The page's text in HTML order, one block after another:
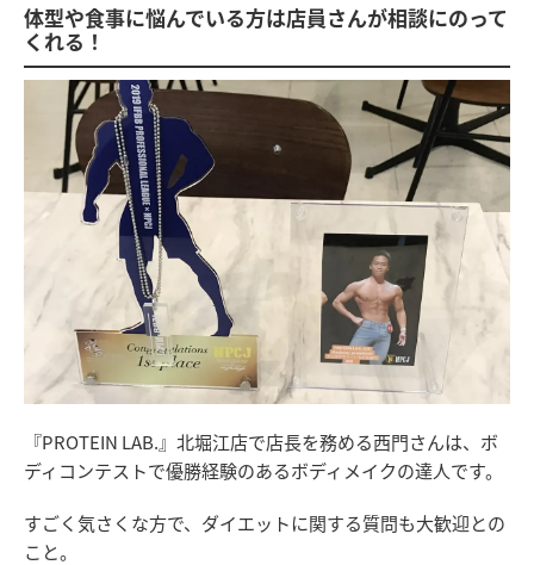
体型や食事に悩んでいる方は店員さんが相談にのって
くれる！
『PROTEIN LAB.』北堀江店で店長を務める西門さんは、ボ
ディコンテストで優勝経験のあるボディメイクの達人です。
すごく気さくな方で、ダイエットに関する質問も大歓迎との
こと。